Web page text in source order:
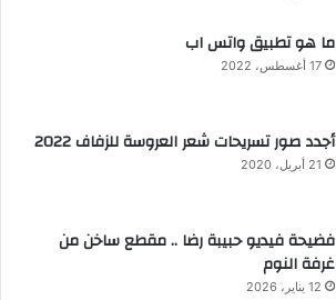
ما هو تطبيق واتس اب
17 أغسطس، 2022
أجدد صور تسريحات شعر العروسة للزفاف 2022
21 أبريل، 2020
فضيحة فيديو حبيبة رضا .. مقطع ساخن من
غرفة النوم
12 يناير، 2026